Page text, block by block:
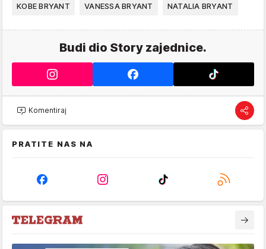
KOBE BRYANT VANESSA BRYANT NATALIA BRYANT
Budi dio Story zajednice.
Komentiraj
PRATITE NAS NA